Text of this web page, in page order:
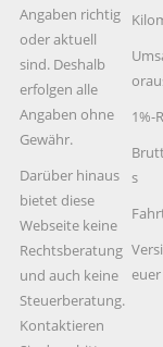
Angaben richtig
oder aktuell
sind. Deshalb
erfolgen alle
Angaben ohne
Gewähr.
Darüber hinaus
bietet diese
Webseite keine
Rechtsberatung
und auch keine
Steuerberatung.
Kontaktieren
1%-
s
euer